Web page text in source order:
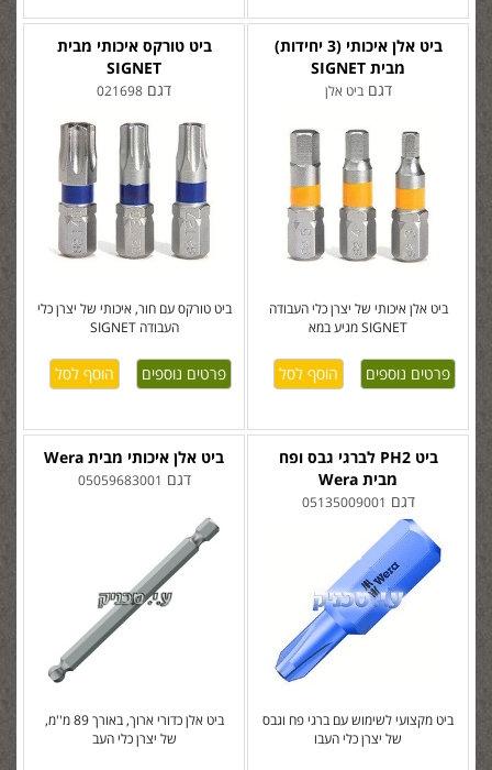
ביט טורקס איכותי מבית
SIGNET
דגם 021698
ביט טורקס עם חור, איכותי של יצרן כלי
העבודה SIGNET
פרטים נוספים
ביט אלן איכותי (3 יחידות)
מבית SIGNET
דגםביט אלן
ביט אלן איכותי של יצרן כלי העבודה
SIGNET מגיע במא
פרטים נוספים
ביט אלן איכותי מבית Wera
דגם 05059683001
ביט אלן כדורי ארוך, באורך 89 מ''מ,
של יצרן כלי העב
ביט PH2 לברגי גבס ופח
מבית Wera
דגם 05135009001
ביט מקצועי לשימוש עם ברגי פח וגבס
של יצרן כלי העבו